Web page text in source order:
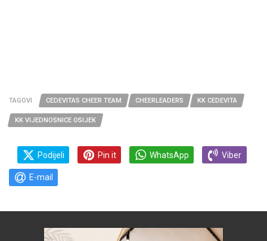
TAGOVI CEDEVITAS CHEER TEAM CHEERLEADERS KK CEDEVITA
KK VIJEDNOSNICE OSIJEK
Podijeli Pin it WhatsApp Viber
E-mail